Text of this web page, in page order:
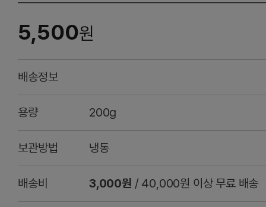
5,500원
배송정보
용량 200g
보관방법 냉동
배송비 3,000원 / 40,000원 이상 무료 배송